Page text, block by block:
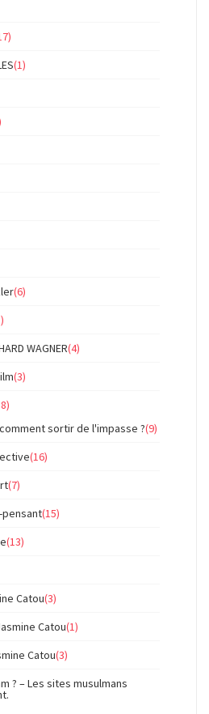
(1)
(6)
WAGNER(4)
(3)
sortir de l'impasse ?(9)
(16)
(7)
pensant(15)
(13)
Catou(3)
Catou(1)
Catou(3)
? – Les sites musulmans